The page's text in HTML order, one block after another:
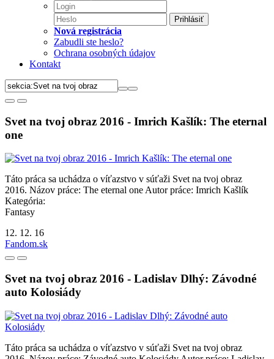
Prihlásiť
Nová registrácia
Zabudli ste heslo?
Ochrana osobných údajov
Kontakt
Svet na tvoj obraz 2016 - Imrich Kašlík: The eternal
one
Táto práca sa uchádza o víťazstvo v súťaži Svet na tvoj obraz
2016. Názov práce: The eternal one Autor práce: Imrich Kašlík
Kategória:
Fantasy
12. 12. 16
Fandom.sk
Svet na tvoj obraz 2016 - Ladislav Dlhý: Závodné
auto Kolosiády
Táto práca sa uchádza o víťazstvo v súťaži Svet na tvoj obraz